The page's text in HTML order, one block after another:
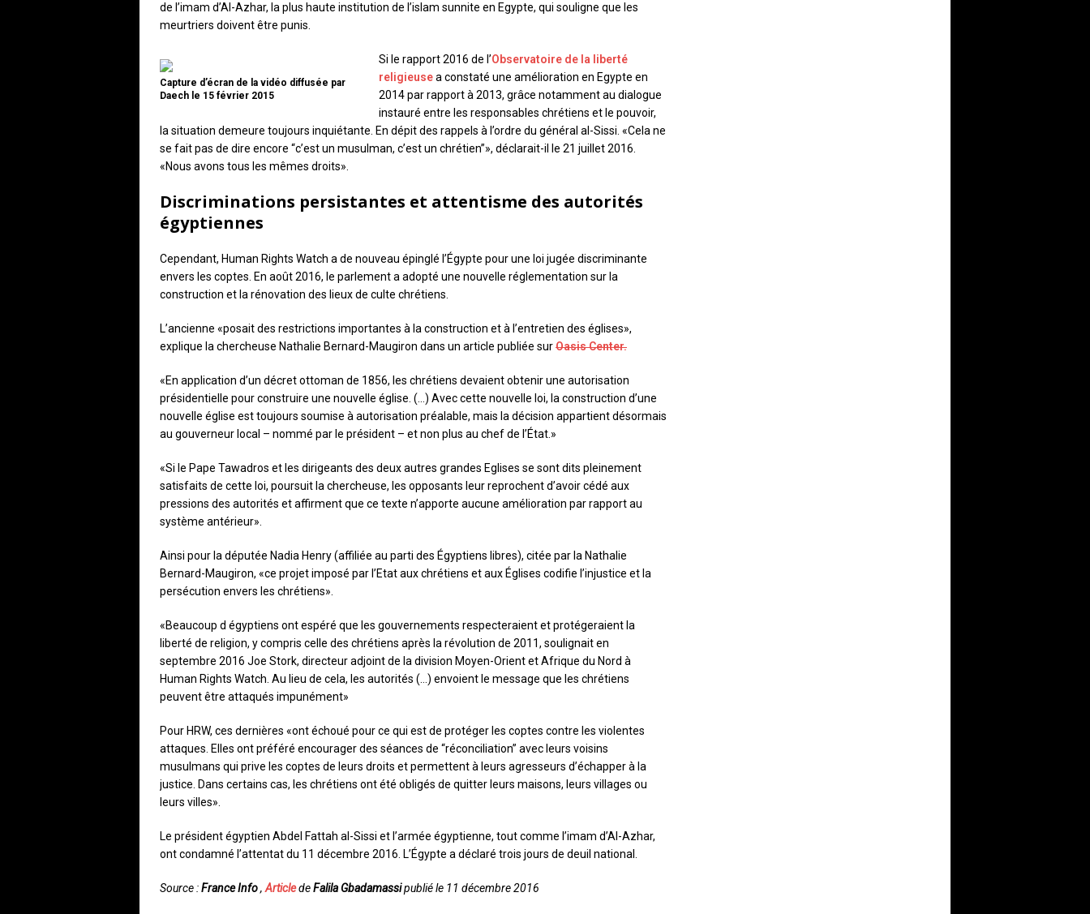
de l’imam d’Al-Azhar, la plus haute institution de l’islam sunnite en Egypte, qui souligne que les
meurtriers doivent être punis.
Capture d’écran de la vidéo diffusée par
Daech le 15 février 2015
Si le rapport 2016 de l’Observatoire de la liberté
religieusea constaté une amélioration en Egypte en
2014 par rapport à 2013, grâce notamment au dialogue
instauré entre les responsables chrétiens et le pouvoir,
la situation demeure toujours inquiétante. En dépit des rappels à l’ordre du général al-Sissi. «Cela ne
se fait pas de dire encore “c’est un musulman, c’est un chrétien”», déclarait-il le 21 juillet 2016.
«Nous avons tous les mêmes droits».
Discriminations persistantes et attentisme des autorités
égyptiennes
Cependant, Human Rights Watch a de nouveau épinglé l’Égypte pour une loi jugée discriminante
envers les coptes. En août 2016, le parlement a adopté une nouvelle réglementation sur la
construction et la rénovation des lieux de culte chrétiens.
L’ancienne «posait des restrictions importantes à la construction et à l’entretien des églises»,
explique la chercheuse Nathalie Bernard-Maugiron dans un article publiée surOasis Center.
«En application d’un décret ottoman de 1856, les chrétiens devaient obtenir une autorisation
présidentielle pour construire une nouvelle église. (…) Avec cette nouvelle loi, la construction d’une
nouvelle église est toujours soumise à autorisation préalable, mais la décision appartient désormais
au gouverneur local – nommé par le président – et non plus au chef de l’État.»
«Si le Pape Tawadros et les dirigeants des deux autres grandes Eglises se sont dits pleinement
satisfaits de cette loi, poursuit la chercheuse, les opposants leur reprochent d’avoir cédé aux
pressions des autorités et affirment que ce texte n’apporte aucune amélioration par rapport au
système antérieur».
Ainsi pour la députée Nadia Henry (affiliée au parti des Égyptiens libres), citée par la Nathalie
Bernard-Maugiron, «ce projet imposé par l’Etat aux chrétiens et aux Églises codifie l’injustice et la
persécution envers les chrétiens».
«Beaucoup d égyptiens ont espéré que les gouvernements respecteraient et protégeraient la
liberté de religion, y compris celle des chrétiens après la révolution de 2011, soulignait en
septembre 2016 Joe Stork, directeur adjoint de la division Moyen-Orient et Afrique du Nord à
Human Rights Watch. Au lieu de cela, les autorités (…) envoient le message que les chrétiens
peuvent être attaqués impunément»
Pour HRW, ces dernières «ont échoué pour ce qui est de protéger les coptes contre les violentes
attaques. Elles ont préféré encourager des séances de “réconciliation” avec leurs voisins
musulmans qui prive les coptes de leurs droits et permettent à leurs agresseurs d’échapper à la
justice. Dans certains cas, les chrétiens ont été obligés de quitter leurs maisons, leurs villages ou
leurs villes».
Le président égyptien Abdel Fattah al-Sissi et l’armée égyptienne, tout comme l’imam d’Al-Azhar,
ont condamné l’attentat du 11 décembre 2016. L’Égypte a déclaré trois jours de deuil national.
Source :France Info, ArticledeFalila Gbadamassipublié le 11 décembre 2016